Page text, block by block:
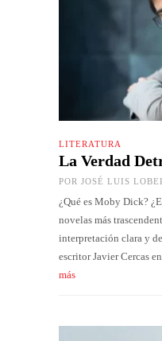
LITERATURA
La Verdad
POR JOSÉ LUIS
¿Qué es Moby Dick?
novelas más
interpretación clara y
escritor Javier Cercas
más